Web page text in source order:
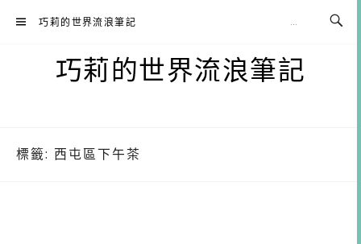
巧莉的世界流浪筆記
巧莉的世界流浪筆記
標籤: 西屯區下午茶